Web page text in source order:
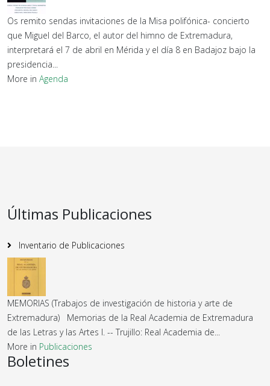
Os remito sendas invitaciones de la Misa polifónica- concierto
que Miguel del Barco, el autor del himno de Extremadura,
interpretará el 7 de abril en Mérida y el día 8 en Badajoz bajo la
presidencia...
More in Agenda
Últimas Publicaciones
Inventario de Publicaciones
MEMORIAS (Trabajos de investigación de historia y arte de
Extremadura) Memorias de la Real Academia de Extremadura
de las Letras y las Artes I. -- Trujillo: Real Academia de...
More in Publicaciones
Boletines